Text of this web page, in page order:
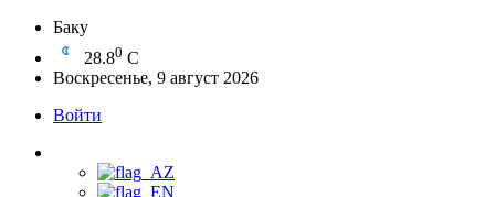
Баку
28.80 C
Воскресенье, 9 август 2026
Войти